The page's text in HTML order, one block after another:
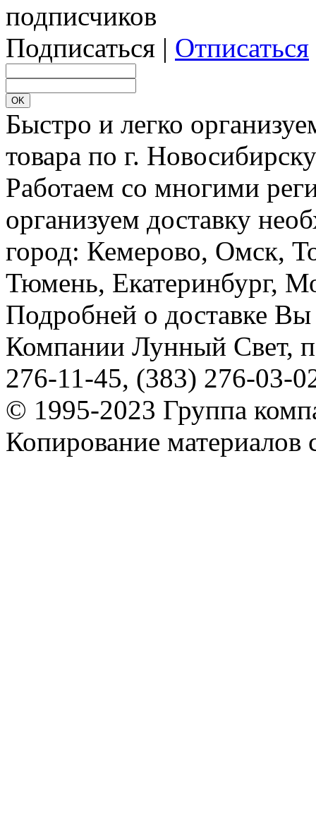
подписчиков
Подписаться | Отписаться
Быстро и легко
товара по г.
Работаем со многими
организуем доставку
город: Кемерово, Омск,
Тюмень, Екатеринбург,
Подробней о доставке
Компании Лунный Свет,
276-11-45, (383) 276-03-
© 1995-2023 Группа
Копирование материалов